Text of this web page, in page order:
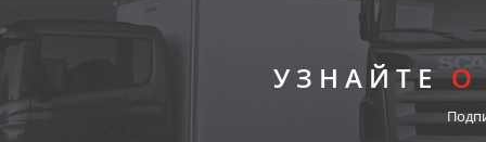
УЗНАЙТЕО